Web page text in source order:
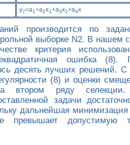
y7=a1+a2x1+a3x2+a4x
производится по
выборке N2. В нашем
критерия
ошибка (8).
десять лучших решений. С
(8) и оценки
втором ряду селекции.
задачи
дальнейшая
превышает допустимую